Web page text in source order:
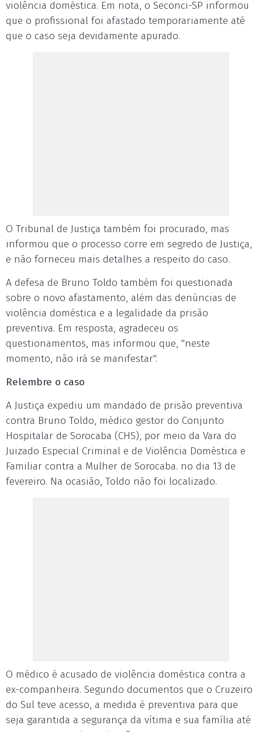
violência doméstica. Em nota, o Seconci-SP informou
que o profissional foi afastado temporariamente até
que o caso seja devidamente apurado.
O Tribunal de Justiça também foi procurado, mas
informou que o processo corre em segredo de Justiça,
e não forneceu mais detalhes a respeito do caso.
A defesa de Bruno Toldo também foi questionada
sobre o novo afastamento, além das denúncias de
violência doméstica e a legalidade da prisão
preventiva. Em resposta, agradeceu os
questionamentos, mas informou que, "neste
momento, não irá se manifestar".
Relembre o caso
A Justiça expediu um mandado de prisão preventiva
contra Bruno Toldo, médico gestor do Conjunto
Hospitalar de Sorocaba (CHS), por meio da Vara do
Juizado Especial Criminal e de Violência Doméstica e
Familiar contra a Mulher de Sorocaba. no dia 13 de
fevereiro. Na ocasião, Toldo não foi localizado.
O médico é acusado de violência doméstica contra a
ex-companheira. Segundo documentos que o Cruzeiro
do Sul teve acesso, a medida é preventiva para que
seja garantida a segurança da vítima e sua família até